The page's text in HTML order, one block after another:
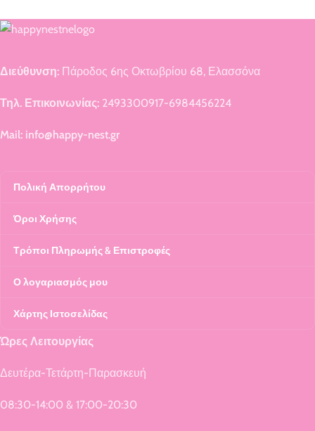
Διεύθυνση: Πάροδος 6ης Οκτωβρίου 68, Ελασσόνα
Τηλ. Επικοινωνίας: 2493300917-6984456224
Mail: info@happy-nest.gr
Πολική Απορρήτου
Όροι Χρήσης
Τρόποι Πληρωμής & Επιστροφές
Ο λογαριασμός μου
Χάρτης Ιστοσελίδας
Ώρες Λειτουργίας
Δευτέρα-Τετάρτη-Παρασκευή
08:30-14:00 & 17:00-20:30